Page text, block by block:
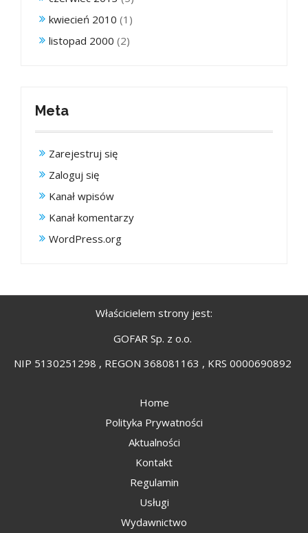
kwiecień 2010 (1)
listopad 2000 (2)
Meta
Zarejestruj się
Zaloguj się
Kanał wpisów
Kanał komentarzy
WordPress.org
Właścicielem strony jest:
GOFAR Sp. z o.o.
NIP 5130251298 , REGON 368081163 , KRS 0000690892
Home
Polityka Prywatności
Aktualności
Kontakt
Regulamin
Usługi
Wydawnictwo